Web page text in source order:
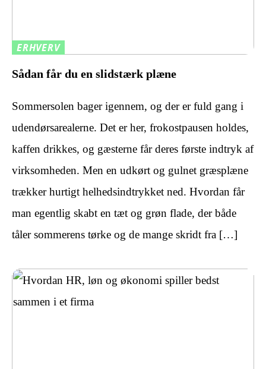
ERHVERV
Sådan får du en slidstærk plæne
Sommersolen bager igennem, og der er fuld gang i
udendørsarealerne. Det er her, frokostpausen holdes,
kaffen drikkes, og gæsterne får deres første indtryk af
virksomheden. Men en udkørt og gulnet græsplæne
trækker hurtigt helhedsindtrykket ned. Hvordan får
man egentlig skabt en tæt og grøn flade, der både
tåler sommerens tørke og de mange skridt fra […]